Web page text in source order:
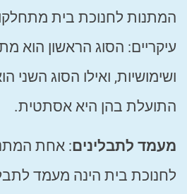
המתנות לחנוכת בית
עיקריים: הסוג הראשון הוא
ושימושיות, ואילו הסוג השני
התועלת בהן היא אסתטית.
מעמד לתבלינים: אחת
לחנוכת בית הינה מעמד